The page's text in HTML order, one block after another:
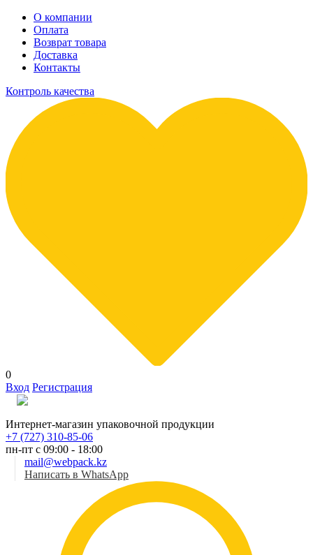
О компании
Оплата
Возврат товара
Доставка
Контакты
Контроль качества
0
Вход Регистрация
Интернет-магазин упаковочной продукции
+7 (727) 310-85-06
пн-пт с 09:00 - 18:00
mail@webpack.kz
Написать в WhatsApp